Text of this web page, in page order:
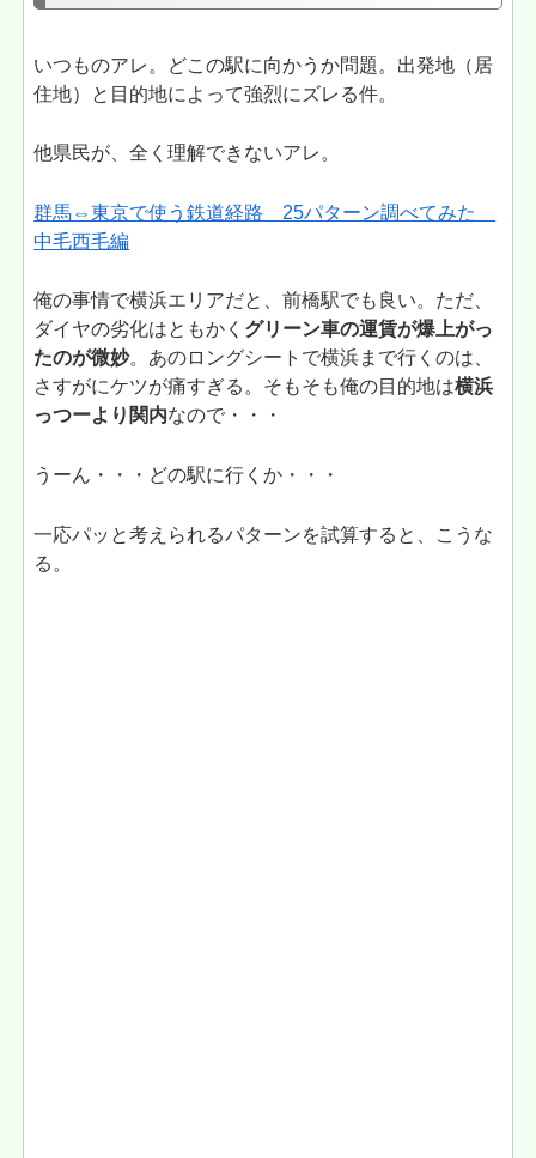
いつものアレ。どこの駅に向かうか問題。出発地（居
住地）と目的地によって強烈にズレる件。
他県民が、全く理解できないアレ。
群馬⇔東京で使う鉄道経路 25パターン調べてみた
中毛西毛編
俺の事情で横浜エリアだと、前橋駅でも良い。ただ、
ダイヤの劣化はともかく グリーン車の運賃が爆上がっ
たのが微妙。あのロングシートで横浜まで行くのは、
さすがにケツが痛すぎる。そもそも俺の目的地は横浜
っつーより関内なので・・・
うーん・・・どの駅に行くか・・・
一応パッと考えられるパターンを試算すると、こうな
る。